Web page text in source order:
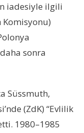
iadesiyle ilgili
Komisyonu)
sonra
Süssmuth,
(ZdK) “Evlilik
1980–1985